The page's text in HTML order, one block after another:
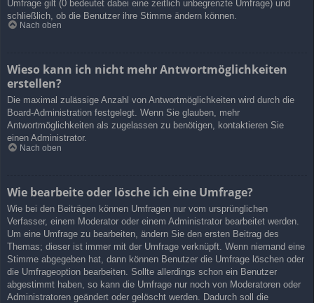
Umfrage gilt (0 bedeutet dabei eine zeitlich unbegrenzte Umfrage) und
schließlich, ob die Benutzer ihre Stimme ändern können.
Nach oben
Wieso kann ich nicht mehr Antwortmöglichkeiten
erstellen?
Die maximal zulässige Anzahl von Antwortmöglichkeiten wird durch die
Board-Administration festgelegt. Wenn Sie glauben, mehr
Antwortmöglichkeiten als zugelassen zu benötigen, kontaktieren Sie
einen Administrator.
Nach oben
Wie bearbeite oder lösche ich eine Umfrage?
Wie bei den Beiträgen können Umfragen nur vom ursprünglichen
Verfasser, einem Moderator oder einem Administrator bearbeitet werden.
Um eine Umfrage zu bearbeiten, ändern Sie den ersten Beitrag des
Themas; dieser ist immer mit der Umfrage verknüpft. Wenn niemand eine
Stimme abgegeben hat, dann können Benutzer die Umfrage löschen oder
die Umfrageoption bearbeiten. Sollte allerdings schon ein Benutzer
abgestimmt haben, so kann die Umfrage nur noch von Moderatoren oder
Administratoren geändert oder gelöscht werden. Dadurch soll die